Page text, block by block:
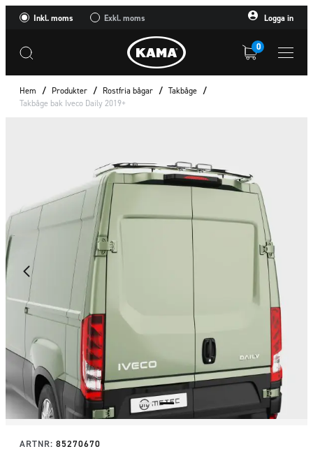
Inkl. moms Exkl. moms Logga in
0
Hem / Produkter / Rostfria bågar / Takbåge /
Takbåge bak Iveco Daily 2019+
ARTNR: 85270670